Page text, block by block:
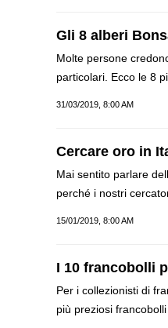
Gli 8 alberi
Molte persone
particolari. Ecco le 8
31/03/2019, 8:00 AM
Cercare oro in
Mai sentito parlare
perché i nostri
15/01/2019, 8:00 AM
I 10 francobolli
Per i collezionisti di
più preziosi